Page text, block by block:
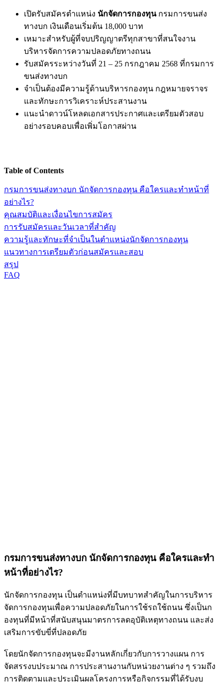
เปิดรับสมัครตำแหน่ง นักจัดการกองทุนกรมการขนส่ง
ทางบก เงินเดือนเริ่มต้น 18,000 บาท
เหมาะสำหรับผู้ที่จบปริญญาตรีทุกสาขาที่สนใจงาน
บริหารจัดการความปลอดภัยทางถนน
รับสมัครระหว่างวันที่ 21 – 25 กรกฎาคม 2568 ที่กรมการ
ขนส่งทางบก
จำเป็นต้องมีความรู้ด้านบริหารกองทุน กฎหมายจราจร
และทักษะการวิเคราะห์ประสานงาน
แนะนำดาวน์โหลดเอกสารประกาศและเตรียมตัวสอบ
อย่างรอบคอบเพื่อเพิ่มโอกาสผ่าน
Table of Contents
กรมการขนส่งทางบก นักจัดการกองทุน คือใครและทำหน้าที่
อย่างไร?
คุณสมบัติและเงื่อนไขการสมัคร
การรับสมัครและวันเวลาที่สำคัญ
ความรู้และทักษะที่จำเป็นในตำแหน่งนักจัดการกองทุน
แนวทางการเตรียมตัวก่อนสมัครและสอบ
สรุป
FAQ
กรมการขนส่งทางบก นักจัดการกองทุน คือใครและทำ
หน้าที่อย่างไร?
นักจัดการกองทุน เป็นตำแหน่งที่มีบทบาทสำคัญในการบริหาร
จัดการกองทุนเพื่อความปลอดภัยในการใช้รถใช้ถนน ซึ่งเป็นก
องทุนที่มีหน้าที่สนับสนุนมาตรการลดอุบัติเหตุทางถนน และส่ง
เสริมการขับขี่ที่ปลอดภัย
โดยนักจัดการกองทุนจะมีงานหลักเกี่ยวกับการวางแผน การ
จัดสรรงบประมาณ การประสานงานกับหน่วยงานต่าง ๆ รวมถึง
การติดตามและประเมินผลโครงการหรือกิจกรรมที่ได้รับงบ